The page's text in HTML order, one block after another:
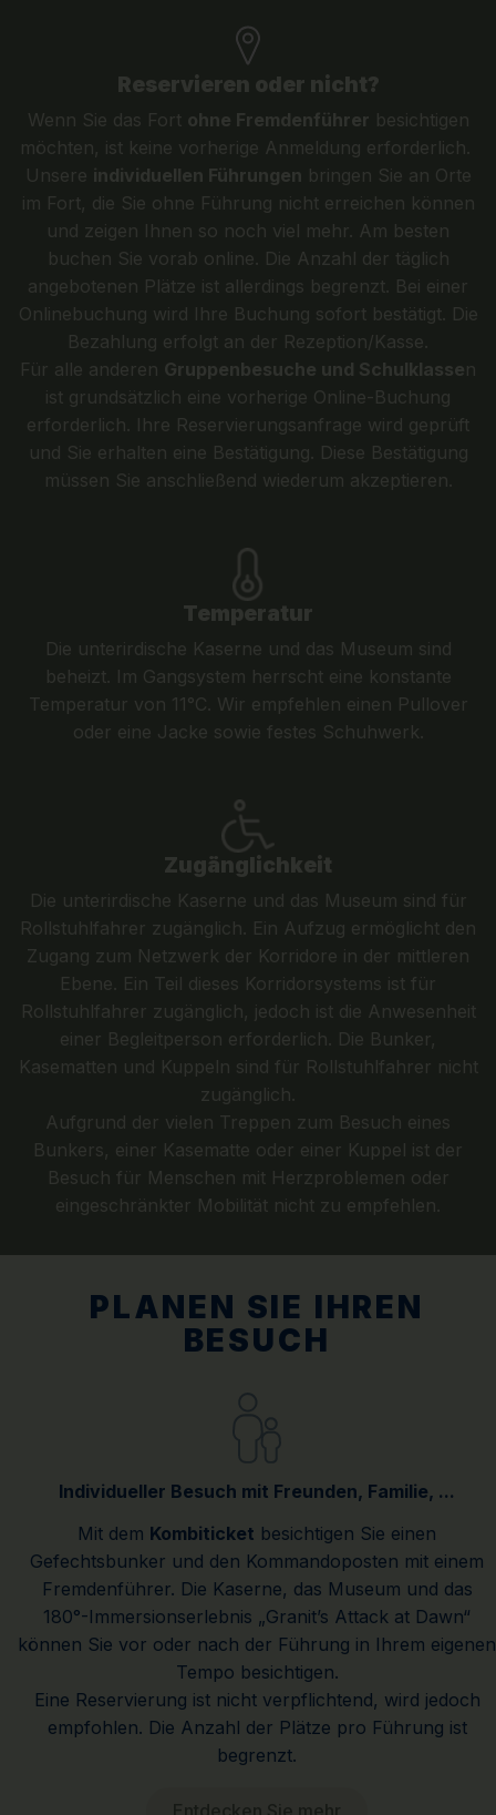
Reservieren oder nicht?
Wenn Sie das Fort ohne Fremdenführer besichtigen
möchten, ist keine vorherige Anmeldung erforderlich.
Unsere individuellen Führungen bringen Sie an Orte
im Fort, die Sie ohne Führung nicht erreichen können
und zeigen Ihnen so noch viel mehr. Am besten
buchen Sie vorab online. Die Anzahl der täglich
angebotenen Plätze ist allerdings begrenzt. Bei einer
Onlinebuchung wird Ihre Buchung sofort bestätigt. Die
Bezahlung erfolgt an der Rezeption/Kasse.
Für alle anderen Gruppenbesuche und Schulklassen
ist grundsätzlich eine vorherige Online-Buchung
erforderlich. Ihre Reservierungsanfrage wird geprüft
und Sie erhalten eine Bestätigung. Diese Bestätigung
müssen Sie anschließend wiederum akzeptieren.
Temperatur
Die unterirdische Kaserne und das Museum sind
beheizt. Im Gangsystem herrscht eine konstante
Temperatur von 11°C. Wir empfehlen einen Pullover
oder eine Jacke sowie festes Schuhwerk.
Zugänglichkeit
Die unterirdische Kaserne und das Museum sind für
Rollstuhlfahrer zugänglich. Ein Aufzug ermöglicht den
Zugang zum Netzwerk der Korridore in der mittleren
Ebene. Ein Teil dieses Korridorsystems ist für
Rollstuhlfahrer zugänglich, jedoch ist die Anwesenheit
einer Begleitperson erforderlich. Die Bunker,
Kasematten und Kuppeln sind für Rollstuhlfahrer nicht
zugänglich.
Aufgrund der vielen Treppen zum Besuch eines
Bunkers, einer Kasematte oder einer Kuppel ist der
Besuch für Menschen mit Herzproblemen oder
eingeschränkter Mobilität nicht zu empfehlen.
PLANEN SIE IHREN
BESUCH
Individueller Besuch mit Freunden, Familie, ...
Mit dem Kombiticket besichtigen Sie einen
Gefechtsbunker und den Kommandoposten mit einem
Fremdenführer. Die Kaserne, das Museum und das
180°-Immersionserlebnis „Granit’s Attack at Dawn“
können Sie vor oder nach der Führung in Ihrem eigenen
Tempo besichtigen.
Eine Reservierung ist nicht verpflichtend, wird jedoch
empfohlen. Die Anzahl der Plätze pro Führung ist
begrenzt.